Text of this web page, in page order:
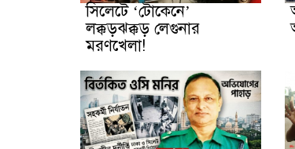
সিলেটে ‘টোকেনে’
লক্কড়ঝক্কড় লেগুনার
মরণখেলা!